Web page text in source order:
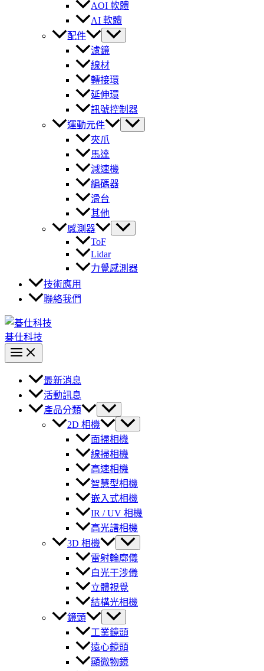
AOI 軟體
AI 軟體
配件
濾鏡
線材
轉接環
延伸環
訊號控制器
運動元件
夾爪
馬達
減速機
編碼器
滑台
其他
感測器
ToF
Lidar
力覺感測器
技術應用
聯絡我們
碁仕科技
最新消息
活動訊息
產品分類
2D 相機
面掃相機
線掃相機
高速相機
智慧型相機
嵌入式相機
IR / UV 相機
高光譜相機
3D 相機
雷射輪廓儀
白光干涉儀
立體視覺
結構光相機
鏡頭
工業鏡頭
遠心鏡頭
顯微物鏡